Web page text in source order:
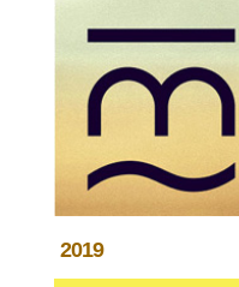
2019